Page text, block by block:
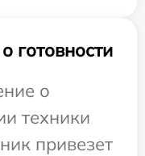
готовности
о
техники
привезет